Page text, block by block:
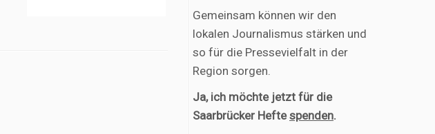
Gemeinsam können wir den
lokalen Journalismus stärken und
so für die Pressevielfalt in der
Region sorgen.
Ja, ich möchte jetzt für die
Saarbrücker Heftespenden.